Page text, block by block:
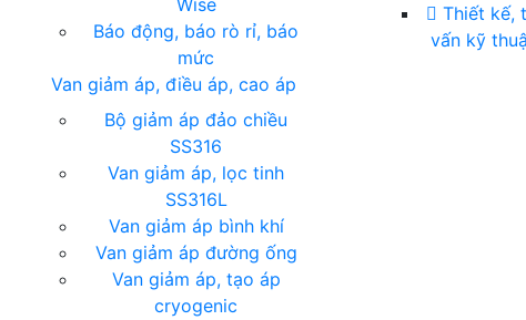
Wise
Báo động, báo rò rỉ, báo
mức
Van giảm áp, điều áp, cao áp
Bộ giảm áp đảo chiều
SS316
Van giảm áp, lọc tinh
SS316L
Van giảm áp bình khí
Van giảm áp đường ống
Van giảm áp, tạo áp
cryogenic
Thiết kế,
vấn kỹ